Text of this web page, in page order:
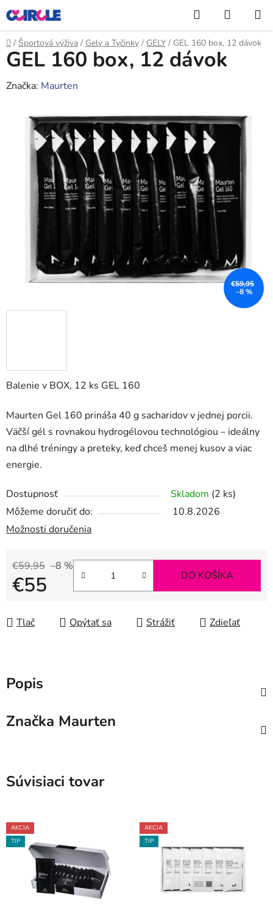
Prejsť
na
obsah
Hľadať
KOŠÍK
Domov
/ Športová výživa / Gely a Tyčinky / GELY / GEL 160 box, 12 dávok
Balenie v BOX, 12 ks GEL 160
Maurten Gel 160 prináša 40 g sacharidov v jednej porcii.
Väčší gél s rovnakou hydrogélovou technológiou – ideálny
na dlhé tréningy a preteky, keď chceš menej kusov a viac
energie.
Dostupnosť Skladom (2 ks)
Môžeme doručiť do:
10.8.2026
Možnosti doručenia
€59,95 –8 %
€55 DO KOŠÍKA
Tlač Opýtať sa Strážiť Zdieľať
GEL 160 box, 12 dávok
Značka: Maurten
€59,95
–8 %
Popis
Značka Maurten
Súvisiaci tovar
AKCIA
TIP
AKCIA
TIP